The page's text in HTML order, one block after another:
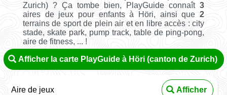
Zurich) ? Ça tombe bien, PlayGuide connaît3
aires de jeux pour enfants à Höri, ainsi que2
terrains de sport de plein air et en libre accès : city
stade, skate park, pump track, table de ping-pong,
aire de fitness, ... !
Afficher la carte PlayGuide à Höri (canton de Zurich)
Aire de jeux Afficher